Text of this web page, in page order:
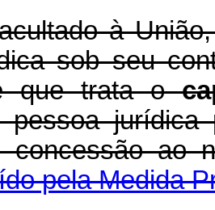
à
sob seu
que trata o
pessoa jurídica
concessão ao
pela Medida